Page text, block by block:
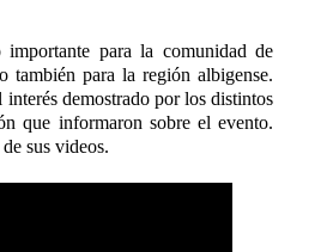
importante para la comunidad de
también para la región albigense.
interés demostrado por los distintos
que informaron sobre el evento.
sus videos.